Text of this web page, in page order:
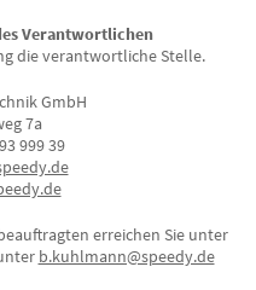
Verantwortlichen
die verantwortliche Stelle.
GmbH
7a
999 39
erreichen Sie unter
b.kuhlmann@speedy.de